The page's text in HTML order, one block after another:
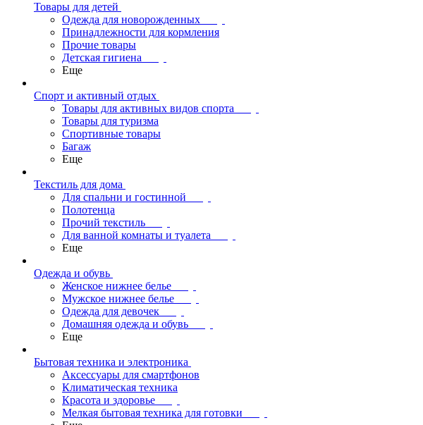
Товары для детей
Одежда для новорожденных
Принадлежности для кормления
Прочие товары
Детская гигиена
Еще
Спорт и активный отдых
Товары для активных видов спорта
Товары для туризма
Спортивные товары
Багаж
Еще
Текстиль для дома
Для спальни и гостинной
Полотенца
Прочий текстиль
Для ванной комнаты и туалета
Еще
Одежда и обувь
Женское нижнее белье
Мужское нижнее белье
Одежда для девочек
Домашняя одежда и обувь
Еще
Бытовая техника и электроника
Аксессуары для смартфонов
Климатическая техника
Красота и здоровье
Мелкая бытовая техника для готовки